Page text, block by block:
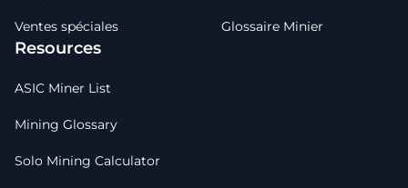
Ventes spéciales Glossaire Minier
Resources
ASIC Miner List
Mining Glossary
Solo Mining Calculator